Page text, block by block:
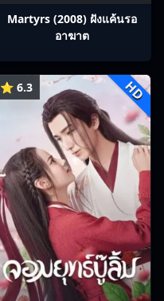
Martyrs (2008) ฝังแค้นรอ
อาฆาต
⭐ 6.3 HD